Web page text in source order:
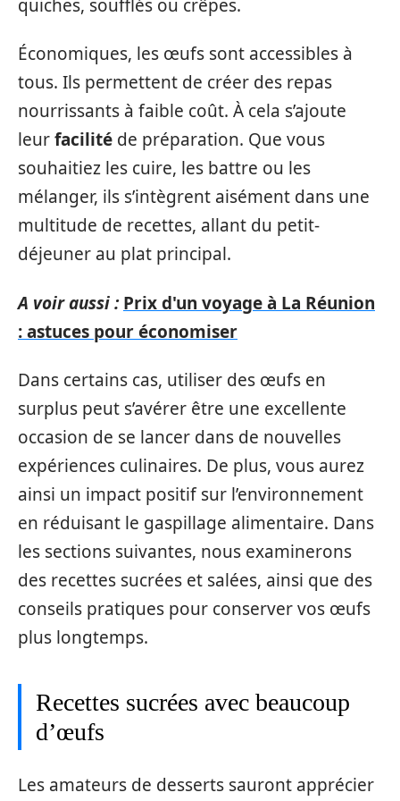
quiches, soufflés ou crêpes.
Économiques, les œufs sont accessibles à
tous. Ils permettent de créer des repas
nourrissants à faible coût. À cela s’ajoute
leurfacilité de préparation. Que vous
souhaitiez les cuire, les battre ou les
mélanger, ils s’intègrent aisément dans une
multitude de recettes, allant du petit-
déjeuner au plat principal.
A voir aussi : Prix d'un voyage à La Réunion
: astuces pour économiser
Dans certains cas, utiliser des œufs en
surplus peut s’avérer être une excellente
occasion de se lancer dans de nouvelles
expériences culinaires. De plus, vous aurez
ainsi un impact positif sur l’environnement
en réduisant le gaspillage alimentaire. Dans
les sections suivantes, nous examinerons
des recettes sucrées et salées, ainsi que des
conseils pratiques pour conserver vos œufs
plus longtemps.
Recettes sucrées avec beaucoup
d’œufs
Les amateurs de desserts sauront apprécier